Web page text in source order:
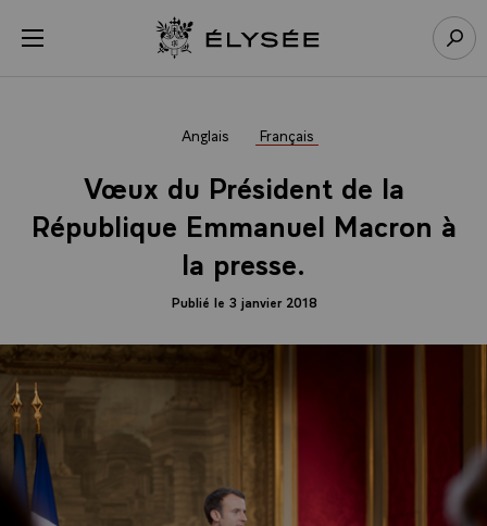
menu Retour à l’accueil Élysée
Anglais Français
Vœux du Président de la
République Emmanuel Macron à
la presse.
Publié le 3 janvier 2018
Panneau de gestion des cookies